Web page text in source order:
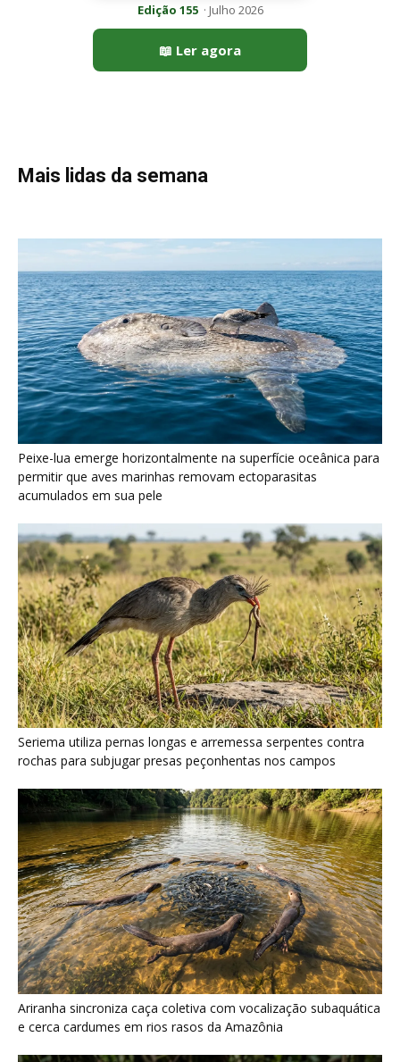
Edição 155· Julho 2026
📖 Ler agora
Mais lidas da semana
Peixe-lua emerge horizontalmente na superfície oceânica para
permitir que aves marinhas removam ectoparasitas
acumulados em sua pele
Seriema utiliza pernas longas e arremessa serpentes contra
rochas para subjugar presas peçonhentas nos campos
Ariranha sincroniza caça coletiva com vocalização subaquática
e cerca cardumes em rios rasos da Amazônia